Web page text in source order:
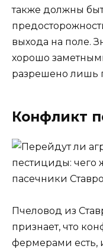
также должны
выхода на поле.
хорошо
разрешено лишь
Конфликт
Пчеловод из
признает, что
фермерами есть,